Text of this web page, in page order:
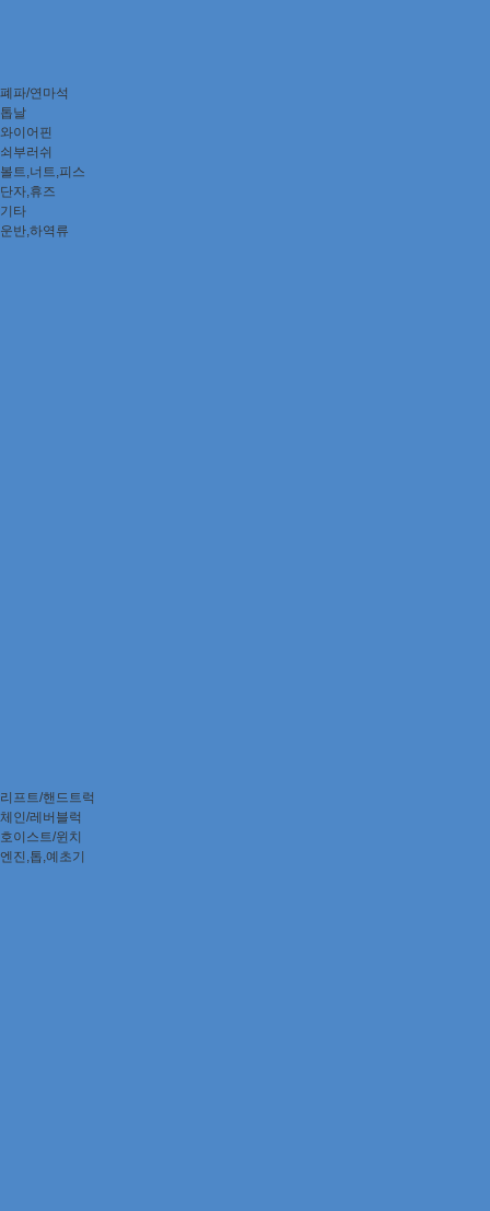
폐파/연마석
톱날
와이어핀
쇠부러쉬
볼트,너트,피스
단자,휴즈
기타
운반,하역류
리프트/핸드트럭
체인/레버블럭
호이스트/윈치
엔진,톱,예초기